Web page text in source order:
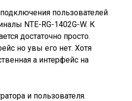
пользователей
NTE-RG-1402G-W. К
достаточно просто.
но увы его нет. Хотя
а интерфейс на
и пользователя.